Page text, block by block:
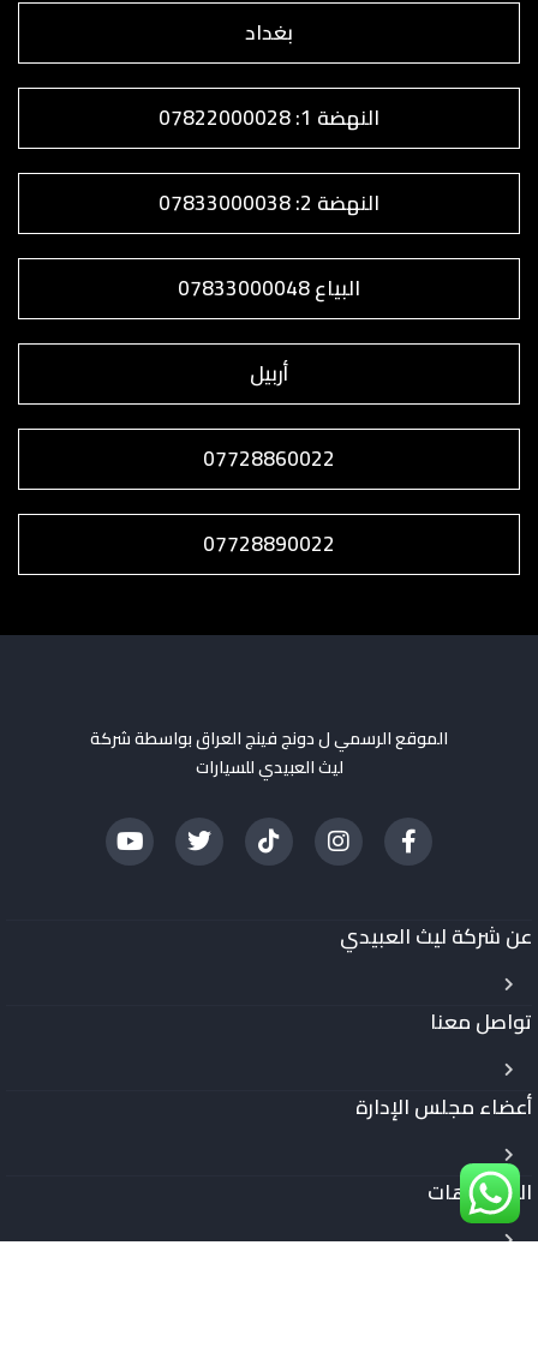
بغداد
النهضة 1: 07822000028
النهضة 2: 07833000038
البياع 07833000048
أربيل
07728860022
07728890022
الموقع الرسمي ل دونج فينج العراق بواسطة شركة
ليث العبيدي للسيارات
عن شركة ليث العبيدي
تواصل معنا
أعضاء مجلس الإدارة
الفيديوهات